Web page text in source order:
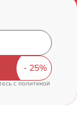
c политикой